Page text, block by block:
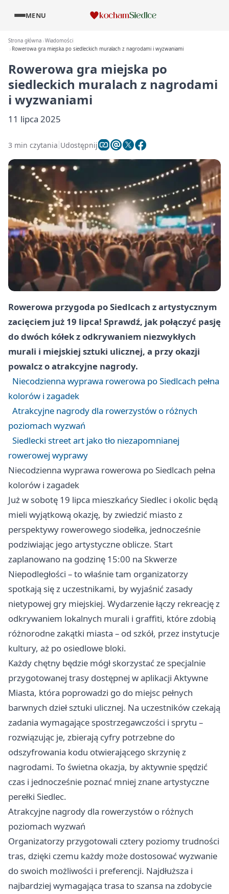
MENU
Strona główna Wiadomości
Rowerowa gra miejska po siedleckich muralach z nagrodami i wyzwaniami
Rowerowa gra miejska po
siedleckich muralach z nagrodami
i wyzwaniami
11 lipca 2025
3 min czytania Udostępnij
Rowerowa przygoda po Siedlcach z artystycznym
zacięciem już 19 lipca! Sprawdź, jak połączyć pasję
do dwóch kółek z odkrywaniem niezwykłych
murali i miejskiej sztuki ulicznej, a przy okazji
powalcz o atrakcyjne nagrody.
Niecodzienna wyprawa rowerowa po Siedlcach pełna
kolorów i zagadek
Atrakcyjne nagrody dla rowerzystów o różnych
poziomach wyzwań
Siedlecki street art jako tło niezapomnianej
rowerowej wyprawy
Niecodzienna wyprawa rowerowa po Siedlcach pełna
kolorów i zagadek
Już w sobotę 19 lipca mieszkańcy Siedlec i okolic będą
mieli wyjątkową okazję, by zwiedzić miasto z
perspektywy rowerowego siodełka, jednocześnie
podziwiając jego artystyczne oblicze. Start
zaplanowano na godzinę 15:00 na Skwerze
Niepodległości – to właśnie tam organizatorzy
spotkają się z uczestnikami, by wyjaśnić zasady
nietypowej gry miejskiej. Wydarzenie łączy rekreację z
odkrywaniem lokalnych murali i graffiti, które zdobią
różnorodne zakątki miasta – od szkół, przez instytucje
kultury, aż po osiedlowe bloki.
Każdy chętny będzie mógł skorzystać ze specjalnie
przygotowanej trasy dostępnej w aplikacji Aktywne
Miasta, która poprowadzi go do miejsc pełnych
barwnych dzieł sztuki ulicznej. Na uczestników czekają
zadania wymagające spostrzegawczości i sprytu –
rozwiązując je, zbierają cyfry potrzebne do
odszyfrowania kodu otwierającego skrzynię z
nagrodami. To świetna okazja, by aktywnie spędzić
czas i jednocześnie poznać mniej znane artystyczne
perełki Siedlec.
Atrakcyjne nagrody dla rowerzystów o różnych
poziomach wyzwań
Organizatorzy przygotowali cztery poziomy trudności
tras, dzięki czemu każdy może dostosować wyzwanie
do swoich możliwości i preferencji. Najdłuższa i
najbardziej wymagająca trasa to szansa na zdobycie